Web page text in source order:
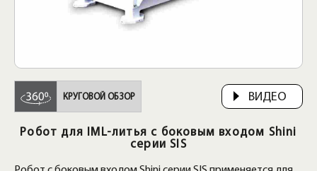
ВИДЕО
КРУГОВОЙ ОБЗОР
Робот для IML-литья с боковым входом Shini
серии SIS